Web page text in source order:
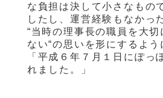
な負担は決して小さなもの
したし、運営経験もなかっ
“当時の理事長の職員を大
ない“の思いを形にするよう
「平成６年７月１日にぽっ
れました。」